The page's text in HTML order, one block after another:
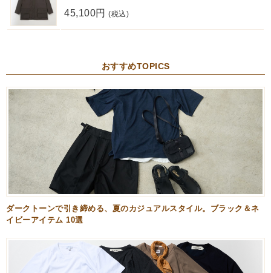
45,100円 (税込)
おすすめTOPICS
ダークトーンで引き締める、夏のカジュアルスタイル。ブラック＆ネ
イビーアイテム 10選